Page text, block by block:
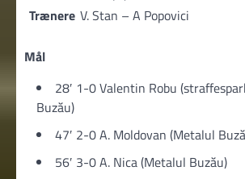
Trænere V. Stan – A Popovici
Mål
28′ 1-0 Valentin Robu
Buzău)
47′ 2-0 A. Moldovan (Metalul
56′ 3-0 A. Nica (Metalul Buzău)